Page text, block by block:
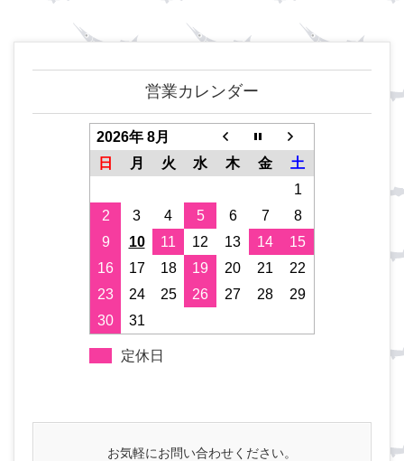
営業カレンダー
2026年 8月
日
月 火 水 木 金
土
1
2
3 4 5 6 7
8
9
10 11 12 13 14
15
16
17 18 19 20 21
22
23
24 25 26 27 28
29
30
31
定休日
お気軽にお問い合わせください。